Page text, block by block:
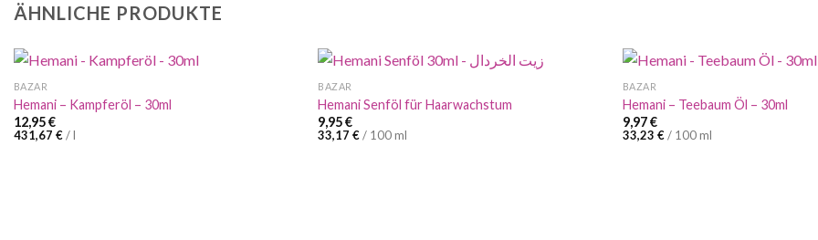
ÄHNLICHE PRODUKTE
BAZAR
Hemani – Kampferöl – 30ml
12,95€
431,67 €/l
BAZAR
Hemani Senföl für Haarwachstum
9,95€
33,17€/ 100 ml
BAZAR
Hemani – Teebaum Öl – 30ml
9,97€
33,23 €/ 100 ml